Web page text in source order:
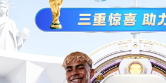
HY140园区室外无人清扫车
无人驾驶清扫车 智能清扫系统